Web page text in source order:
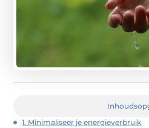
1. Minimaliseer je energieverbruik